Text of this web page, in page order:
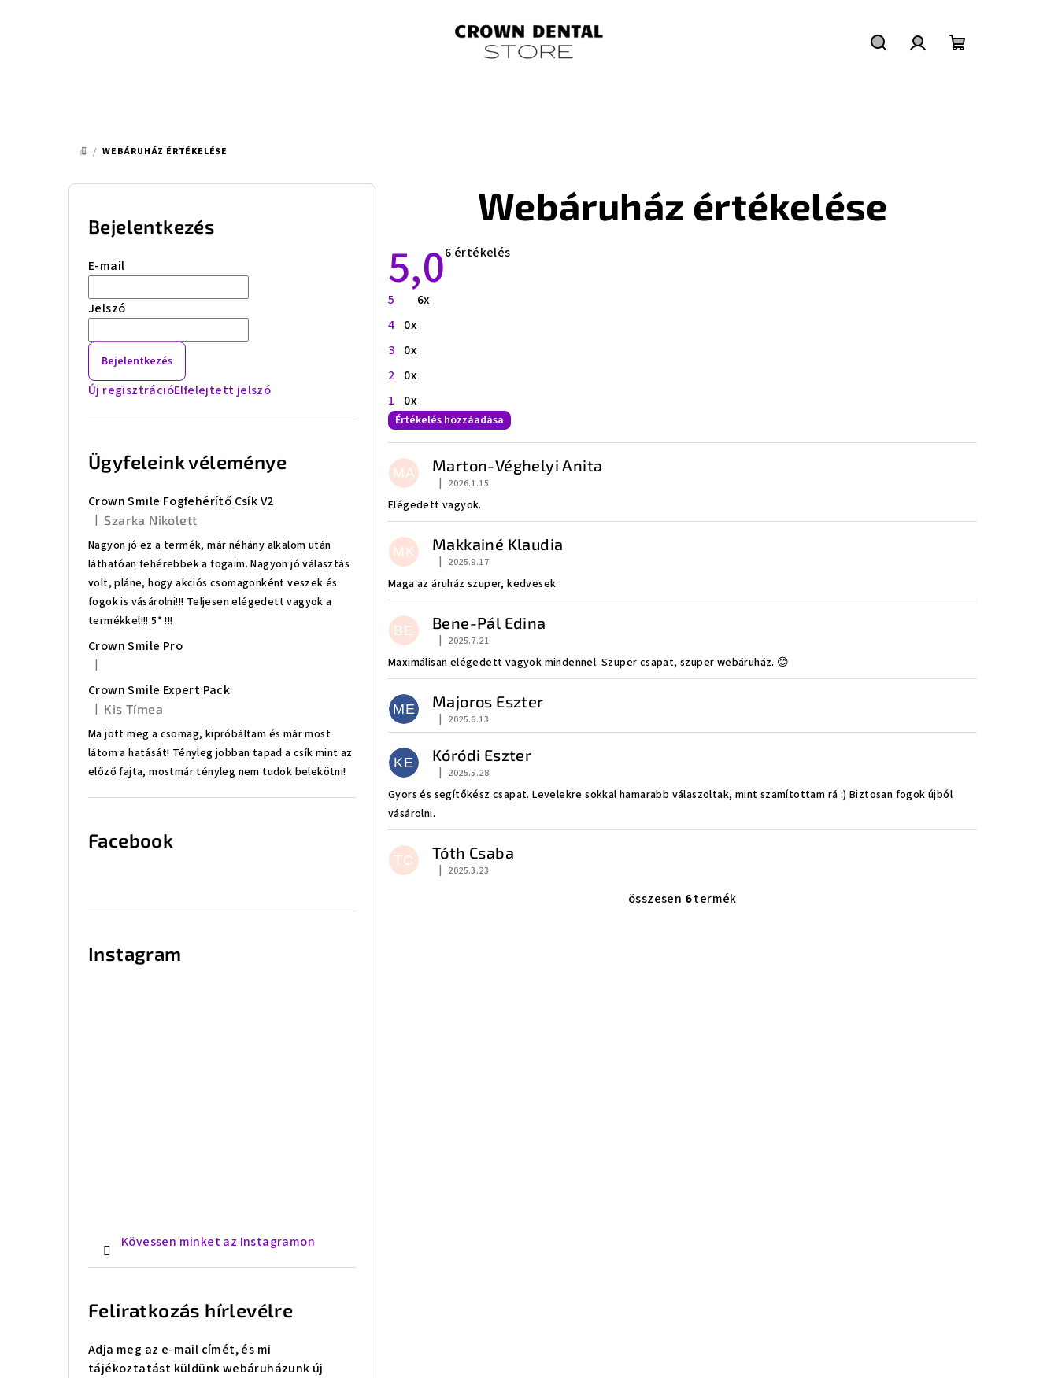
KEZDŐLAP
/ WEBÁRUHÁZ ÉRTÉKELÉSE
O
Bejelentkezés
E-mail
Jelszó
Bejelentkezés
Új regisztrációElfelejtett jelszó
Ügyfeleink véleménye
Crown Smile Fogfehérítő Csík V2
A termék értékelése 5-ből 5 csillag.
Szarka Nikolett
Nagyon jó ez a termék, már néhány alkalom után
láthatóan fehérebbek a fogaim. Nagyon jó választás
volt, pláne, hogy akciós csomagonként veszek és
fogok is vásárolni!!! Teljesen elégedett vagyok a
termékkel!!! 5* !!!
Crown Smile Pro
A termék értékelése 5-ből 5 csillag.
Crown Smile Expert Pack
A termék értékelése 5-ből 5 csillag.
Kis Tímea
Ma jött meg a csomag, kipróbáltam és már most
látom a hatását! Tényleg jobban tapad a csík mint az
előző fajta, mostmár tényleg nem tudok belekötni!
Facebook
Instagram
Kövessen minket az Instagramon
Feliratkozás hírlevélre
Adja meg az e-mail címét, és mi
tájékoztatást küldünk webáruházunk új
Webáruház értékelése
5,0Az
6 értékelés
5
6x
4 0x
3 0x
2 0x
1
0x
Értékelés hozzáadása
V
é
l
e
m
é
n
y
e
k
l
i
s
t
á
MA Marton-Véghelyi Anita
Az áruház értékelése 5-ből 5 csillag.
2026.1.15
Elégedett vagyok.
MK Makkainé Klaudia
Az áruház értékelése 5-ből 5 csillag.
2025.9.17
Maga az áruház szuper, kedvesek
BE Bene-Pál Edina
Az áruház értékelése 5-ből 5 csillag.
2025.7.21
Maximálisan elégedett vagyok mindennel. Szuper csapat, szuper webáruház. 😊
ME Majoros Eszter
Az áruház értékelése 5-ből 5 csillag.
2025.6.13
KE Kóródi Eszter
Az áruház értékelése 5-ből 5 csillag.
2025.5.28
Gyors és segítőkész csapat. Levelekre sokkal hamarabb válaszoltak, mint szamítottam rá :) Biztosan fogok újból
vásárolni.
TC Tóth Csaba
Az áruház értékelése 5-ből 5 csillag.
2025.3.23
L
összesen 6termék